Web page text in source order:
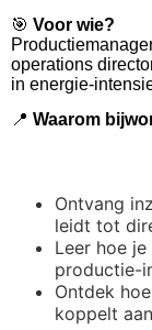
🎯 Voor wie?
operations
in energie-
📍 Waarom
Ontvang
leidt tot
Leer hoe
productie-
Ontdek
koppelt